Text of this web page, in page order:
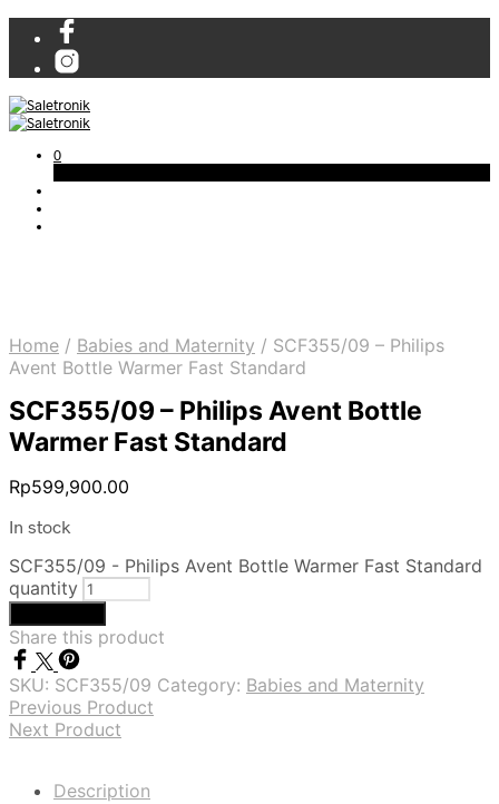
0
Home / Babies and Maternity / SCF355/09 – Philips
Avent Bottle Warmer Fast Standard
SCF355/09 – Philips Avent Bottle
Warmer Fast Standard
Rp599,900.00
In stock
SCF355/09 - Philips Avent Bottle Warmer Fast Standard
quantity
Share this product
SKU: SCF355/09 Category: Babies and Maternity
Previous Product
Next Product
Description